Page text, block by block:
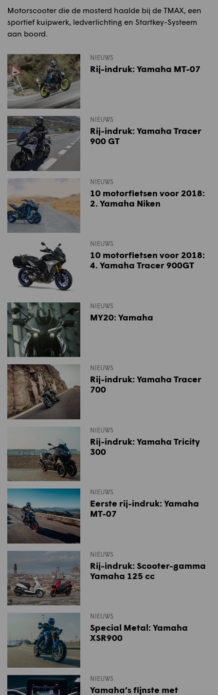
Motorscooter die de mosterd haalde bij de TMAX, een
sportief kuipwerk, ledverlichting en Startkey-Systeem
aan boord.
NIEUWS
Rij-indruk: Yamaha MT-07
NIEUWS
Rij-indruk: Yamaha Tracer
900 GT
NIEUWS
10 motorfietsen voor 2018:
2. Yamaha Niken
NIEUWS
10 motorfietsen voor 2018:
4. Yamaha Tracer 900GT
NIEUWS
MY20: Yamaha
NIEUWS
Rij-indruk: Yamaha Tracer
700
NIEUWS
Rij-indruk: Yamaha Tricity
300
NIEUWS
Eerste rij-indruk: Yamaha
MT-07
NIEUWS
Rij-indruk: Scooter-gamma
Yamaha 125 cc
NIEUWS
Special Metal: Yamaha
XSR900
NIEUWS
Yamaha’s fijnste met